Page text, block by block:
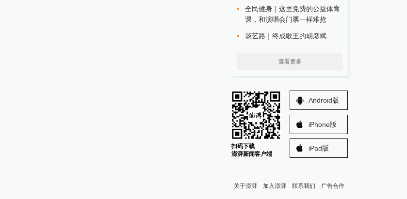
全民健身｜这里免费的公益体育
课，和演唱会门票一样难抢
谈艺路｜终成歌王的胡彦斌
查看更多
扫码下载
澎湃新闻客户端
Android版
iPhone版
iPad版
关于澎湃 加入澎湃 联系我们 广告合作